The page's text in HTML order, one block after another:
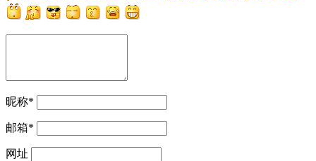
昵称*
邮箱*
网址